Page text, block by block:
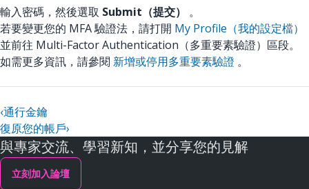
輸入密碼，然後選取 Submit（提交）
。
若要變更您的 MFA 驗證法，請打開 My Profile（我的設定檔）
並前往 Multi-Factor Authentication（多重要素驗證）區段。
如需更多資訊，請參閱 新增或停用多重要素驗證 。
‹通行金鑰
復原您的帳戶›
與專家交流、學習新知，並分享您的見解
立刻加入論壇